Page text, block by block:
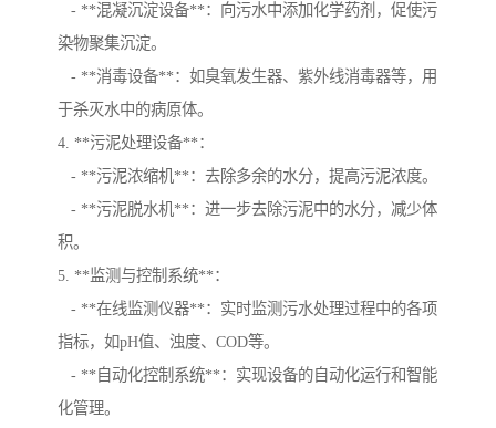
- **混凝沉淀设备**：向污水中添加化学药剂，促使污
染物聚集沉淀。
- **消毒设备**：如臭氧发生器、紫外线消毒器等，用
于杀灭水中的病原体。
4. **污泥处理设备**：
- **污泥浓缩机**：去除多余的水分，提高污泥浓度。
- **污泥脱水机**：进一步去除污泥中的水分，减少体
积。
5. **监测与控制系统**：
- **在线监测仪器**：实时监测污水处理过程中的各项
指标，如pH值、浊度、COD等。
- **自动化控制系统**：实现设备的自动化运行和智能
化管理。